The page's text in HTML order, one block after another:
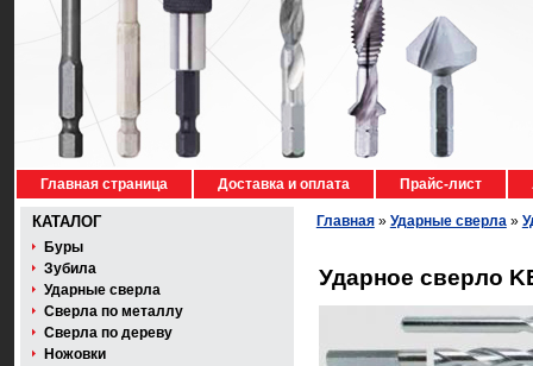
Главная страница Доставка и оплата Прайс-лист
КАТАЛОГ
Буры
Зубила
Ударные сверла
Сверла по металлу
Сверла по дереву
Ножовки
Главная» Ударные сверла»
Ударное сверло